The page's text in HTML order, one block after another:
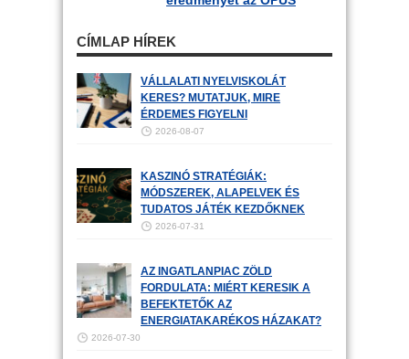
CÍMLAP HÍREK
VÁLLALATI NYELVISKOLÁT
KERES? MUTATJUK, MIRE
ÉRDEMES FIGYELNI
2026-08-07
KASZINÓ STRATÉGIÁK:
MÓDSZEREK, ALAPELVEK ÉS
TUDATOS JÁTÉK KEZDŐKNEK
2026-07-31
AZ INGATLANPIAC ZÖLD
FORDULATA: MIÉRT KERESIK A
BEFEKTETŐK AZ
ENERGIATAKARÉKOS HÁZAKAT?
2026-07-30